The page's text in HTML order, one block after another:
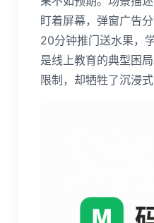
盯着屏幕，弹窗广告
20分钟推门送水果，
是线上教育的典型困
限制，却牺牲了沉浸